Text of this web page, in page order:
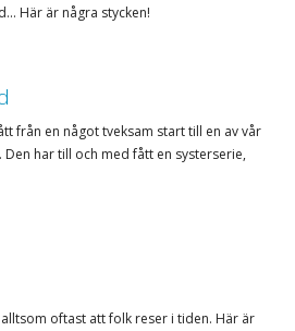
Här är några stycken!
från en något tveksam start till en av vår
har till och med fått en systerserie,
oftast att folk reser i tiden. Här är